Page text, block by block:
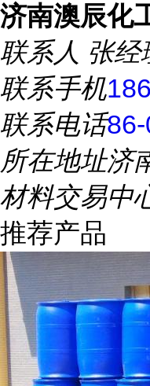
济南澳辰化
联系人 张经
联系手机
联系电话
所在地址济
材料交易中
推荐产品